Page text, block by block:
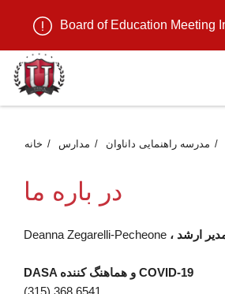
Board of Education Meeting Information
خانه مدارس مدرسه راهنمایی داناوان
در باره ما
Deanna Zegarelli-Pecheone مدیر ارشد
DASA و هماهنگ کننده COVID-19
(315) 368.6541